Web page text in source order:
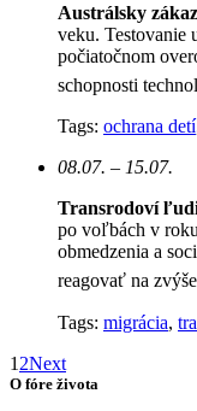
Austrálsky
veku. Testovanie
počiatočnom
schopnosti
Tags: ochrana detí
08.07. – 15.07.
Transrodoví
po voľbách v
obmedzenia a
reagovať na
Tags: migrácia,
1 2Next
O fóre života